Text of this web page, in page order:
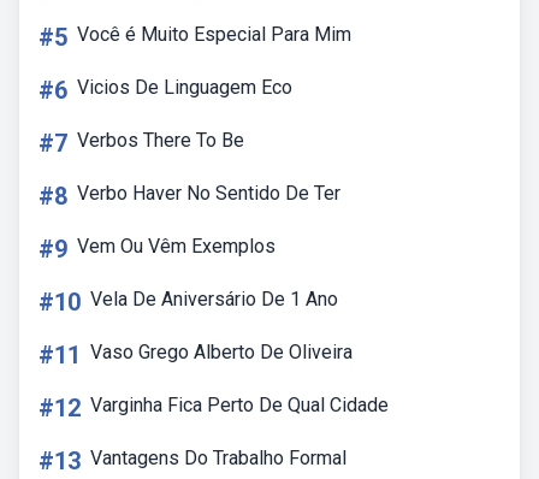
#5 Você é Muito Especial Para Mim
#6 Vicios De Linguagem Eco
#7 Verbos There To Be
#8 Verbo Haver No Sentido De Ter
#9 Vem Ou Vêm Exemplos
#10 Vela De Aniversário De 1 Ano
#11 Vaso Grego Alberto De Oliveira
#12 Varginha Fica Perto De Qual Cidade
#13 Vantagens Do Trabalho Formal